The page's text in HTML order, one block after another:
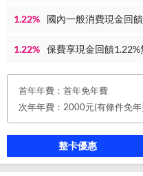
1.22% 國內一般消費現金回
1.22% 保費享現金回饋1.22%
首年年費：首年免年費
整卡優惠